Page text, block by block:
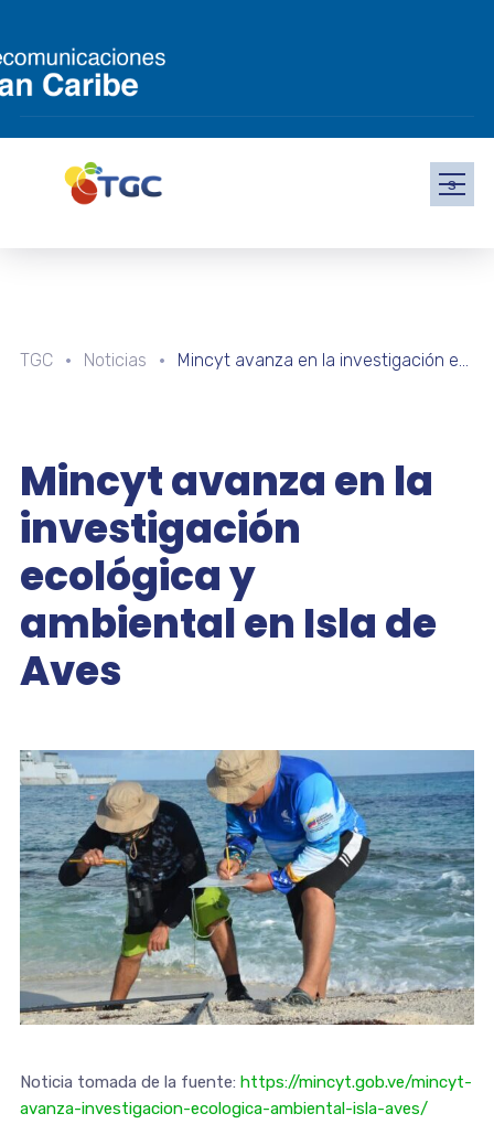
s
TGC Noticias Mincyt avanza en la investigación ecológica y ambiental en Isla de Aves
Mincyt avanza en la
investigación
ecológica y
ambiental en Isla de
Aves
Noticia tomada de la fuente: https://mincyt.gob.ve/mincyt-
avanza-investigacion-ecologica-ambiental-isla-aves/